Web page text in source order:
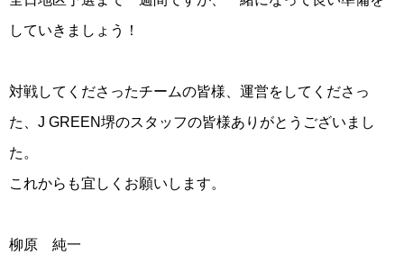
していきましょう！
対戦してくださったチームの皆様、運営をしてくださっ
た、J GREEN堺のスタッフの皆様ありがとうございまし
た。
これからも宜しくお願いします。
柳原 純一